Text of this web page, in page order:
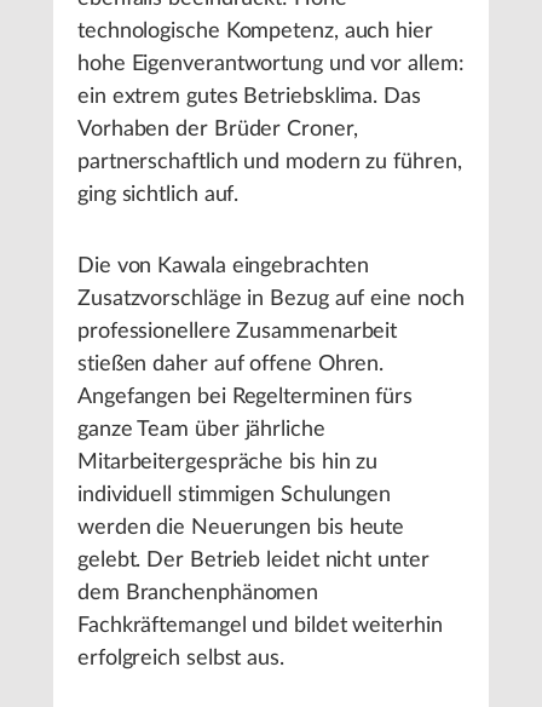
technologische Kompetenz, auch hier
hohe Eigenverantwortung und vor allem:
ein extrem gutes Betriebsklima. Das
Vorhaben der Brüder Croner,
partnerschaftlich und modern zu führen,
ging sichtlich auf.
Die von Kawala eingebrachten
Zusatzvorschläge in Bezug auf eine noch
professionellere Zusammenarbeit
stießen daher auf offene Ohren.
Angefangen bei Regelterminen fürs
ganze Team über jährliche
Mitarbeitergespräche bis hin zu
individuell stimmigen Schulungen
werden die Neuerungen bis heute
gelebt. Der Betrieb leidet nicht unter
dem Branchenphänomen
Fachkräftemangel und bildet weiterhin
erfolgreich selbst aus.